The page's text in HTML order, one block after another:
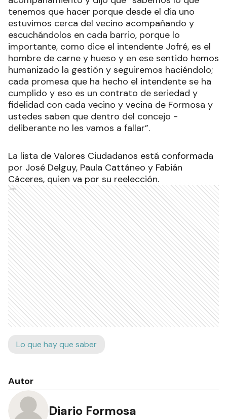
tenemos que hacer porque desde el día uno
estuvimos cerca del vecino acompañando y
escuchándolos en cada barrio, porque lo
importante, como dice el intendente Jofré, es el
hombre de carne y hueso y en ese sentido hemos
humanizado la gestión y seguiremos haciéndolo;
cada promesa que ha hecho el intendente se ha
cumplido y eso es un contrato de seriedad y
fidelidad con cada vecino y vecina de Formosa y
ustedes saben que dentro del concejo -
deliberante no les vamos a fallar”.
La lista de Valores Ciudadanos está conformada
por José Delguy, Paula Cattáneo y Fabián
Cáceres, quien va por su reelección.
Ads
Lo que hay que saber
Autor
Diario Formosa